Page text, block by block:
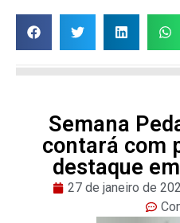
Semana
contará com
destaque
27 de janeiro de